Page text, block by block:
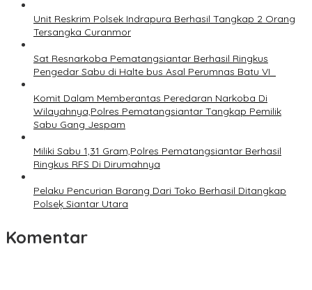
Unit Reskrim Polsek Indrapura Berhasil Tangkap 2 Orang
Tersangka Curanmor
Sat Resnarkoba Pematangsiantar Berhasil Ringkus
Pengedar Sabu di Halte bus Asal Perumnas Batu VI
Komit Dalam Memberantas Peredaran Narkoba Di
Wilayahnya,Polres Pematangsiantar Tangkap Pemilik
Sabu Gang Jespam
Miliki Sabu 1,31 Gram,Polres Pematangsiantar Berhasil
Ringkus RFS Di Dirumahnya
Pelaku Pencurian Barang Dari Toko Berhasil Ditangkap
Polseķ Siantar Utara
Komentar